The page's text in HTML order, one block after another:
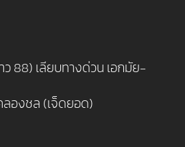
ว 88) เลียบทางด่วน เอกมัย-
ลองชล (เจ็ดยอด)